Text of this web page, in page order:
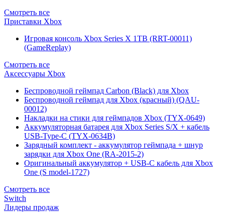
Смотреть все
Приставки Xbox
Игровая консоль Xbox Series X 1TB (RRT-00011)
(GameReplay)
Смотреть все
Аксессуары Xbox
Беспроводной геймпад Carbon (Black) для Xbox
Беспроводной геймпад для Xbox (красный) (QAU-
00012)
Накладки на стики для геймпадов Xbox (TYX-0649)
Аккумуляторная батарея для Xbox Series S/X + кабель
USB-Type-C (TYX-0634B)
Зарядный комплект - аккумулятор геймпада + шнур
зарядки для Xbox One (RA-2015-2)
Оригинальный аккумулятор + USB-C кабель для Xbox
One (S model-1727)
Смотреть все
Switch
Лидеры продаж